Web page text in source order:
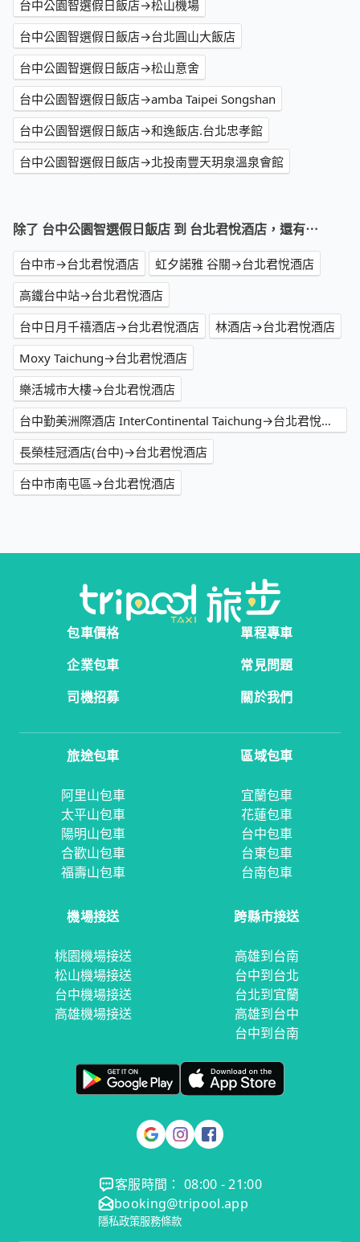
台中公園智選假日飯店→松山機場
台中公園智選假日飯店→台北圓山大飯店
台中公園智選假日飯店→松山意舍
台中公園智選假日飯店→amba Taipei Songshan
台中公園智選假日飯店→和逸飯店.台北忠孝館
台中公園智選假日飯店→北投南豐天玥泉溫泉會館
除了 台中公園智選假日飯店 到 台北君悅酒店，還有⋯
台中市→台北君悅酒店
虹夕諾雅 谷關→台北君悅酒店
高鐵台中站→台北君悅酒店
台中日月千禧酒店→台北君悅酒店
林酒店→台北君悅酒店
Moxy Taichung→台北君悅酒店
樂活城市大樓→台北君悅酒店
台中勤美洲際酒店 InterContinental Taichung→台北君悅酒店
長榮桂冠酒店(台中)→台北君悅酒店
台中市南屯區→台北君悅酒店
包車價格
單程專車
企業包車
常見問題
司機招募
關於我們
旅途包車
阿里山包車
太平山包車
陽明山包車
合歡山包車
福壽山包車
區域包車
宜蘭包車
花蓮包車
台中包車
台東包車
台南包車
機場接送
桃園機場接送
松山機場接送
台中機場接送
高雄機場接送
跨縣市接送
高雄到台南
台中到台北
台北到宜蘭
高雄到台中
台中到台南
客服時間： 08:00 - 21:00
booking@tripool.app
隱私政策服務條款